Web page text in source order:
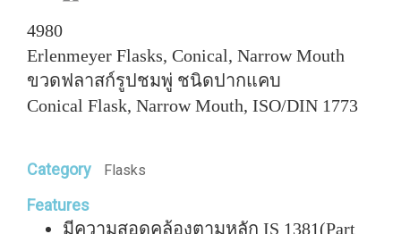
4980
Erlenmeyer Flasks, Conical, Narrow Mouth
ขวดฟลาสก์รูปชมพู่ ชนิดปากแคบ
Conical Flask, Narrow Mouth, ISO/DIN 1773
Category Flasks
Features
มีความสอดคล้องตามหลัก IS 1381(Part